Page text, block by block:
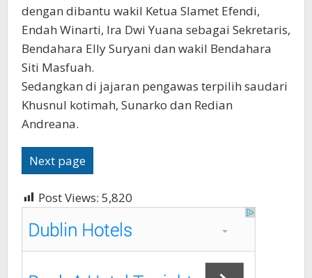
dengan dibantu wakil Ketua Slamet Efendi,
Endah Winarti, Ira Dwi Yuana sebagai Sekretaris,
Bendahara Elly Suryani dan wakil Bendahara
Siti Masfuah.
Sedangkan di jajaran pengawas terpilih saudari
Khusnul kotimah, Sunarko dan Redian
Andreana.
Next page
Post Views: 5,820